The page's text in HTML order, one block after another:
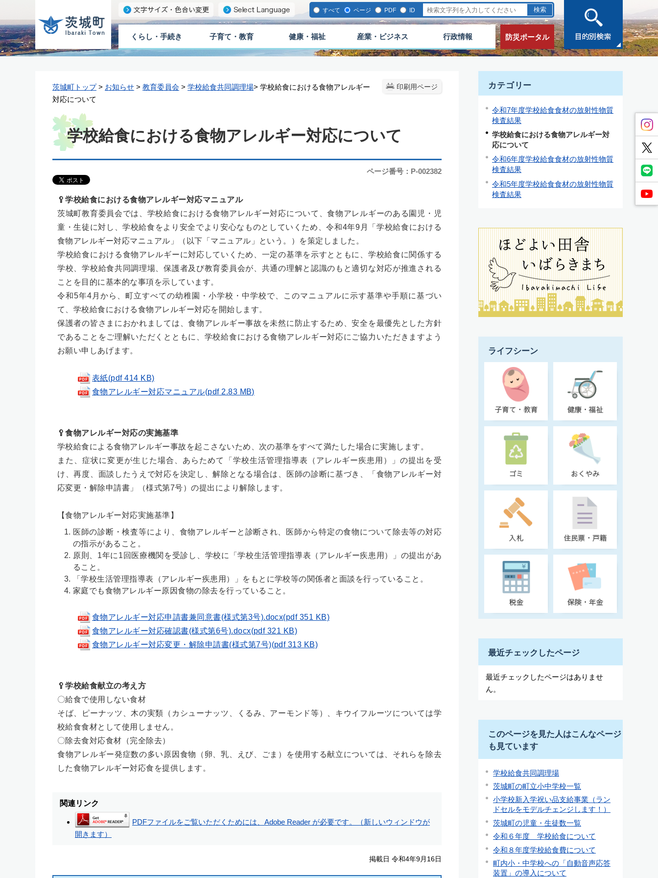
すべて ページ PDF ID
くらし・手続き 子育て・教育 健康・福祉 産業・ビジネス 行政情報 防災ポータル
印刷用ページ
茨城町トップ> お知らせ > 教育委員会 > 学校給食共同調理場> 学校給食における食物アレルギー
対応について
学校給食における食物アレルギー対応について
ページ番号：P-002382
🥄学校給食における食物アレルギー対応マニュアル
茨城町教育委員会では、学校給食における食物アレルギー対応について、食物アレルギーのある園児・児
童・生徒に対し、学校給食をより安全でより安心なものとしていくため、令和4年9月「学校給食における
食物アレルギー対応マニュアル」（以下「マニュアル」という。）を策定しました。
学校給食における食物アレルギーに対応していくため、一定の基準を示すとともに、学校給食に関係する
学校、学校給食共同調理場、保護者及び教育委員会が、共通の理解と認識のもと適切な対応が推進される
ことを目的に基本的な事項を示しています。
令和5年4月から、町立すべての幼稚園・小学校・中学校で、このマニュアルに示す基準や手順に基づい
て、学校給食における食物アレルギー対応を開始します。
保護者の皆さまにおかれましては、食物アレルギー事故を未然に防止するため、安全を最優先とした方針
であることをご理解いただくとともに、学校給食における食物アレルギー対応にご協力いただきますよう
お願い申しあげます。
表紙(pdf 414 KB)
食物アレルギー対応マニュアル(pdf 2.83 MB)
🥄食物アレルギー対応の実施基準
学校給食による食物アレルギー事故を起こさないため、次の基準をすべて満たした場合に実施します。
また、症状に変更が生じた場合、あらためて「学校生活管理指導表（アレルギー疾患用）」の提出を受
け、再度、面談したうえで対応を決定し、解除となる場合は、医師の診断に基づき、「食物アレルギー対
応変更・解除申請書」（様式第7号）の提出により解除します。
【食物アレルギー対応実施基準】
医師の診断・検査等により、食物アレルギーと診断され、医師から特定の食物について除去等の対応
の指示があること。
原則、1年に1回医療機関を受診し、学校に「学校生活管理指導表（アレルギー疾患用）」の提出があ
ること。
「学校生活管理指導表（アレルギー疾患用）」をもとに学校等の関係者と面談を行っていること。
家庭でも食物アレルギー原因食物の除去を行っていること。
食物アレルギー対応申請書兼同意書(様式第3号).docx(pdf 351 KB)
食物アレルギー対応確認書(様式第6号).docx(pdf 321 KB)
食物アレルギー対応変更・解除申請書(様式第7号)(pdf 313 KB)
🥄学校給食献立の考え方
〇給食で使用しない食材
そば、ピーナッツ、木の実類（カシューナッツ、くるみ、アーモンド等）、キウイフルーツについては学
校給食食材として使用しません。
〇除去食対応食材（完全除去）
食物アレルギー発症数の多い原因食物（卵、乳、えび、ごま）を使用する献立については、それらを除去
した食物アレルギー対応食を提供します。
関連リンク
PDFファイルをご覧いただくためには、Adobe Reader が必要です。（新しいウィンドウが
開きます）
掲載日 令和4年9月16日
カテゴリー
令和7年度学校給食食材の放射性物質
検査結果
学校給食における食物アレルギー対
応について
令和6年度学校給食食材の放射性物質
検査結果
令和5年度学校給食食材の放射性物質
検査結果
ライフシーン
最近チェックしたページ
最近チェックしたページはありませ
ん。
このページを見た人はこんなページ
も見ています
学校給食共同調理場
茨城町の町立小中学校一覧
小学校新入学祝い品支給事業（ラン
ドセルをモデルチェンジします！）
茨城町の児童・生徒数一覧
令和６年度 学校給食について
令和８年度学校給食費について
町内小・中学校への「自動音声応答
装置」の導入について